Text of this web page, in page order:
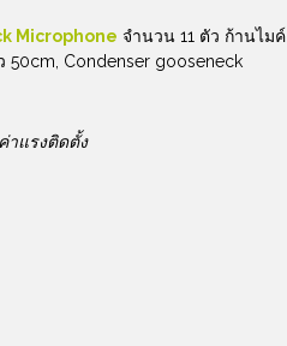
Microphone จำนวน 11 ตัว ก้านไมค์
Condenser gooseneck
าแรงติดตั้ง